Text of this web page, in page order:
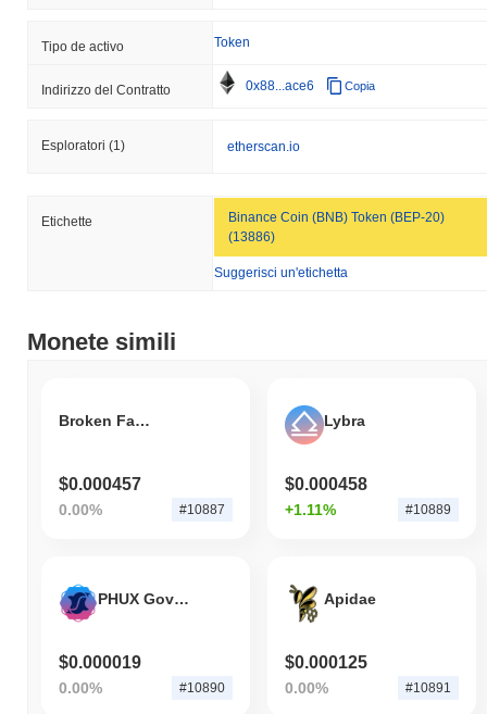
Tipo de activo Token
Indirizzo del Contratto 0x88...ace6 Copia
Esploratori (1) etherscan.io
Etichette
Binance Coin (BNB) Token (BEP-20)
(13886)
Suggerisci un'etichetta
Monete simili
Broken Faucet
$0.000457
0.00% #10887
Lybra
$0.000458
+1.11% #10889
PHUX Governance Token
$0.000019
0.00% #10890
Apidae
$0.000125
0.00% #10891